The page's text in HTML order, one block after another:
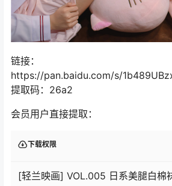
链接：
https://pan.baidu.com/s/
提取码：26a2
会员用户直接提取：
下载权限
[轻兰映画] VOL.005 日系美腿白棉